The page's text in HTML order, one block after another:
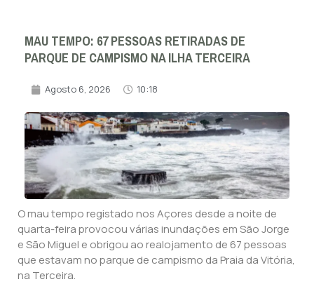
MAU TEMPO: 67 PESSOAS RETIRADAS DE
PARQUE DE CAMPISMO NA ILHA TERCEIRA
Agosto 6, 2026 10:18
O mau tempo registado nos Açores desde a noite de
quarta-feira provocou várias inundações em São Jorge
e São Miguel e obrigou ao realojamento de 67 pessoas
que estavam no parque de campismo da Praia da Vitória,
na Terceira.